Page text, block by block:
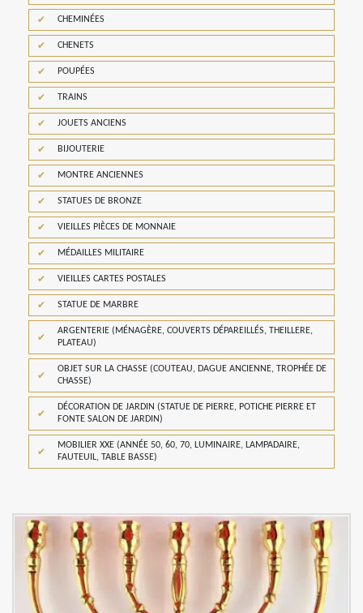
CHEMINÉES
CHENETS
POUPÉES
TRAINS
JOUETS ANCIENS
BIJOUTERIE
MONTRE ANCIENNES
STATUES DE BRONZE
VIEILLES PIÈCES DE MONNAIE
MÉDAILLES MILITAIRE
VIEILLES CARTES POSTALES
STATUE DE MARBRE
ARGENTERIE (MÉNAGÈRE, COUVERTS DÉPAREILLÉS, THEILLERE,
PLATEAU)
OBJET SUR LA CHASSE (COUTEAU, DAGUE ANCIENNE, TROPHÉE DE
CHASSE)
DÉCORATION DE JARDIN (STATUE DE PIERRE, POTICHE PIERRE ET
FONTE SALON DE JARDIN)
MOBILIER XXE (ANNÉE 50, 60, 70, LUMINAIRE, LAMPADAIRE,
FAUTEUIL, TABLE BASSE)